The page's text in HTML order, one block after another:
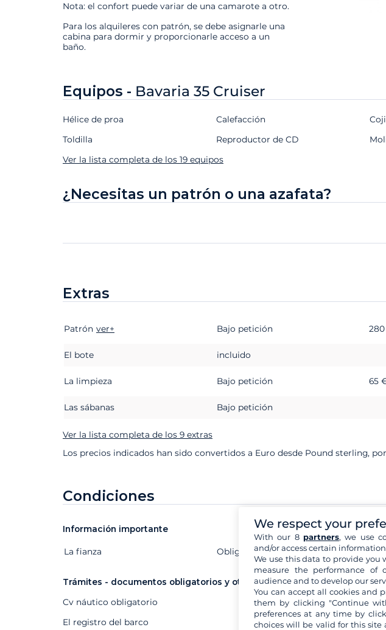
Nota: el confort puede variar de una camarote a otro.
Para los alquileres con patrón, se debe asignarle una
cabina para dormir y proporcionarle acceso a un
baño.
Equipos - Bavaria 35 Cruiser
Hélice de proa
Toldilla
Calefacción
Reproductor de CD
Ver la lista completa de los 19 equipos
¿Necesitas un patrón o una azafata?
Extras
Extras Estado
Patrón ver+ Bajo petición
El bote incluido
La limpieza Bajo petición 65
Las sábanas Bajo petición
Ver la lista completa de los 9 extras
Los precios indicados han sido convertidos a Euro desde Pound sterling,
Condiciones
Información importante
Extras Estado
La fianza Obligatorio 5
Trámites - documentos obligatorios y otros
Cv náutico obligatorio
El registro del barco
We respect your
With our 8 partners, we use
and/or access certain
We use this data to provide
measure the performance of
audience and to develop our
You can accept all cookies and
them by clicking "Continue
preferences at any time by
choices will be valid for this